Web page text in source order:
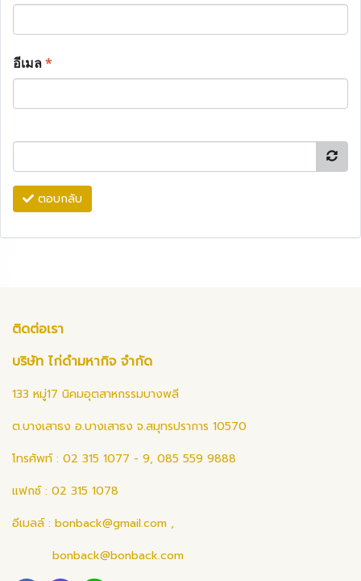
อีเมล*
ตอบกลับ
ติดต่อเรา
บริษัท ไก่ดำมหากิจ จำกัด
133 หมู่17 นิคมอุตสาหกรรมบางพลี
ต.บางเสาธง อ.บางเสาธง จ.สมุทรปราการ 10570
โทรศัพท์ : 02 315 1077 - 9, 085 559 9888
แฟกซ์ : 02 315 1078
อีเมลล์ : bonback@gmail.com ,
bonback@bonback.com